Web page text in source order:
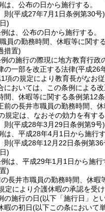
は、公布の日から施行する。
則(平成27年7月1日条例第30号)
)
は、公布の日から施行する。
員の勤務時間、休暇等に関す
措置)
例の施行の際現に地方教育行政
の一部を改正する法律(平成26
項の規定により教育長がなお
においては、この条例による
間、休暇等に関する条例第12
前の長井市職員の勤務時間、
規定は、なおその効力を有する
則(平成28年3月29日条例第9号)
は、平成28年4月1日から施行す
則(平成28年12月22日条例第36
)
は、平成29年1月1日から施行
)
長井市職員の勤務時間、休暇
定により介護休暇の承認を受け
の施行の日(以下「施行日」と
暇の初日(以下この条において